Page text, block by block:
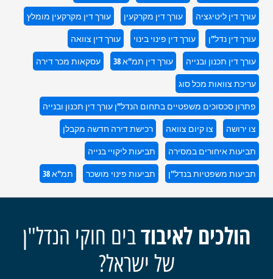
עורך דין ליטיגציה
עורך דין מקרקעין
עורך דין מקרקעין מומלץ
עורך דין נדל"ן
עורך דין פינוי בינוי
עורך דין צוואה
עורך דין תכנון ובנייה
עורך דין תמ"א 38
עסקאות מכר דירה
עריכת צוואות מכל סוג
פתרון סכסוכים משפטיים בתחום הנדל"ן עורך דין תכנון ובנייה
צו ירושה
צו קיום צוואה
רכישת דירה חדשה מקבלן
תביעות איחורים במסירה
תביעות ליקויי בנייה
תביעות משפטיות בנדל"ן
תביעות פינוי מושכר תמ"א 38
הולכים לאיבודבים חוקי הנדל"ן
של ישראל?